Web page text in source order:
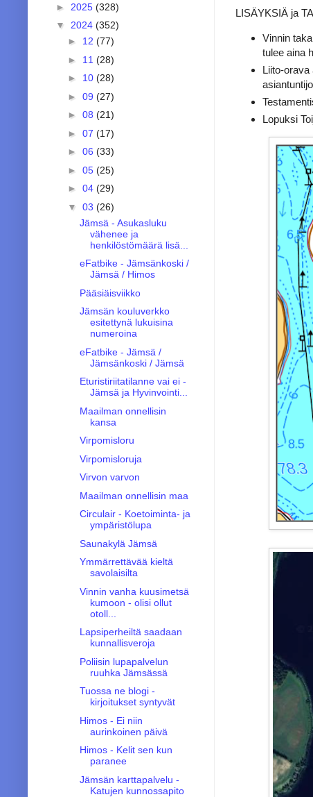
LISÄYKSIÄ ja
Vinnin
tulee aina
Liito-
Lopuksi
► 2025 (328)
▼ 2024 (352)
► 12 (77)
► 11 (28)
► 10 (28)
► 09 (27)
► 08 (21)
► 07 (17)
► 06 (33)
► 05 (25)
► 04 (29)
▼ 03 (26)
Jämsä - Asukasluku
vähenee ja
henkilöstömäärä lisä...
eFatbike - Jämsänkoski /
Jämsä / Himos
Pääsiäisviikko
Jämsän kouluverkko
esitettynä lukuisina
numeroina
eFatbike - Jämsä /
Jämsänkoski / Jämsä
Eturistiriitatilanne vai ei -
Jämsä ja Hyvinvointi...
Maailman onnellisin
kansa
Virpomisloru
Virpomisloruja
Virvon varvon
Maailman onnellisin maa
Circulair - Koetoiminta- ja
ympäristölupa
Saunakylä Jämsä
Ymmärrettävää kieltä
savolaisilta
Vinnin vanha kuusimetsä
kumoon - olisi ollut
otoll...
Lapsiperheiltä saadaan
kunnallisveroja
Poliisin lupapalvelun
ruuhka Jämsässä
Tuossa ne blogi -
kirjoitukset syntyvät
Himos - Ei niin
aurinkoinen päivä
Himos - Kelit sen kun
paranee
Jämsän karttapalvelu -
Katujen kunnossapito